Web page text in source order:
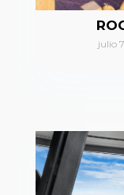
julio